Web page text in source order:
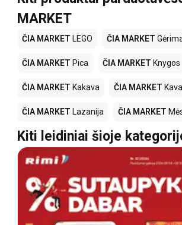
MARKET
ČIA MARKET LEGO ČIA MARKET
ČIA MARKET Pica ČIA MARKET Knygos
ČIA MARKET Kakava ČIA MARKET Kava
ČIA MARKET Lazanija ČIA MARKET
Kiti leidiniai šioje